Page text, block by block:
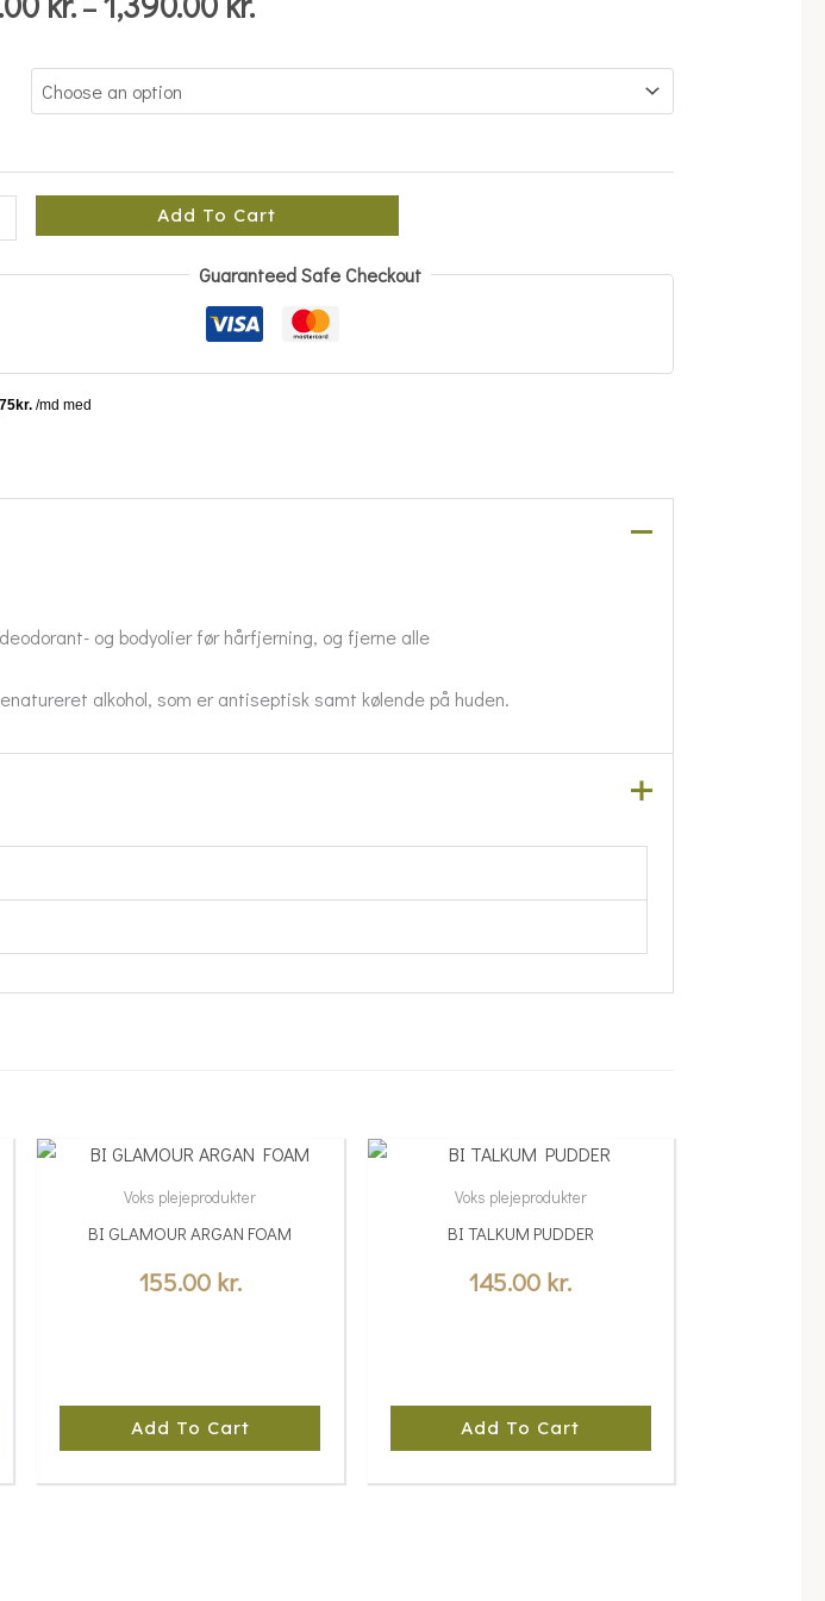
Add To Cart
Guaranteed Safe Checkout
og bodyolier før hårfjerning, og fjerne alle
alkohol, som er antiseptisk samt kølende på huden.
kr.
Voks plejeprodukter
BI GLAMOUR ARGAN FOAM
155.00 kr.
Add To Cart
Voks plejeprodukter
BI TALKUM PUDDER
145.00 kr.
Add To Cart